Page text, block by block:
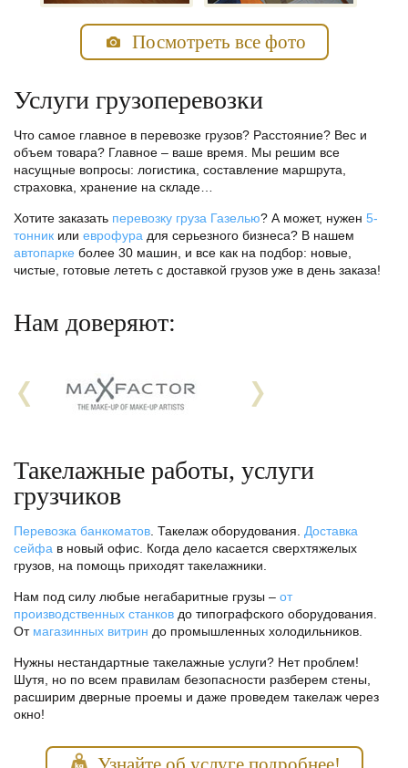
Посмотреть все фото
Услуги грузоперевозки
Что самое главное в перевозке грузов? Расстояние? Вес и
объем товара? Главное – ваше время. Мы решим все
насущные вопросы: логистика, составление маршрута,
страховка, хранение на складе…
Хотите заказать перевозку груза Газелью? А может, нужен 5-
тонник или еврофура для серьезного бизнеса? В нашем
автопарке более 30 машин, и все как на подбор: новые,
чистые, готовые лететь с доставкой грузов уже в день заказа!
Нам доверяют:
Такелажные работы, услуги
грузчиков
Перевозка банкоматов . Такелаж оборудования. Доставка
сейфа в новый офис. Когда дело касается сверхтяжелых
грузов, на помощь приходят такелажники.
Нам под силу любые негабаритные грузы – от
производственных станков до типографского оборудования.
От магазинных витрин до промышленных холодильников.
Нужны нестандартные такелажные услуги? Нет проблем!
Шутя, но по всем правилам безопасности разберем стены,
расширим дверные проемы и даже проведем такелаж через
окно!